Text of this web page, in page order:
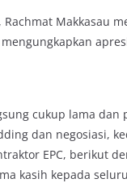
Makkasau
cukup lama
dan negosiasi,
EPC, berikut
kasih kepada